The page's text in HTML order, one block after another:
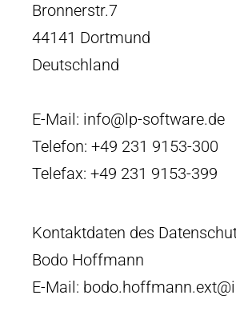
Bronnerstr.7
44141 Dortmund
Deutschland
E-Mail: info@lp-software.de
Telefon: +49 231 9153-300
Telefax: +49 231 9153-399
Kontaktdaten des
Bodo Hoffmann
E-Mail: